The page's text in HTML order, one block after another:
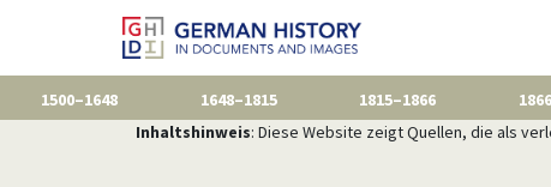
1500–1648 1648–1815 1815–1866
Inhaltshinweis: Diese Website zeigt Quellen, die als